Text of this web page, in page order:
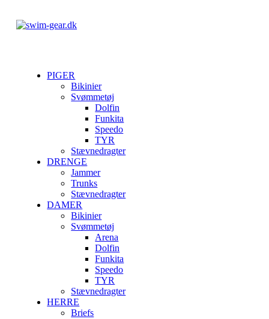
PIGER
Bikinier
Svømmetøj
Dolfin
Funkita
Speedo
TYR
Stævnedragter
DRENGE
Jammer
Trunks
Stævnedragter
DAMER
Bikinier
Svømmetøj
Arena
Dolfin
Funkita
Speedo
TYR
Stævnedragter
HERRE
Briefs